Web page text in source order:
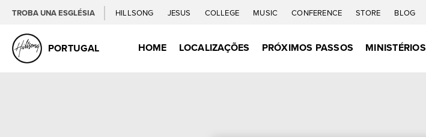
TROBA UNA ESGLÉSIA HILLSONG JESUS COLLEGE MUSIC CONFERENCE STORE BLOG
PORTUGAL HOME LOCALIZAÇÕES PRÓXIMOS PASSOS MINISTÉRIOS